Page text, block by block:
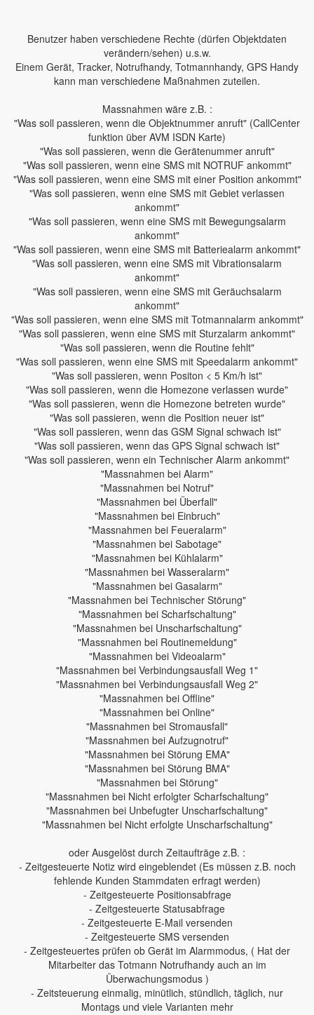
Benutzer haben verschiedene Rechte (dürfen Objektdaten
verändern/sehen) u.s.w.
Einem Gerät, Tracker, Notrufhandy, Totmannhandy, GPS Handy
kann man verschiedene Maßnahmen zuteilen.
Massnahmen wäre z.B. :
"Was soll passieren, wenn die Objektnummer anruft" (CallCenter
funktion über AVM ISDN Karte)
"Was soll passieren, wenn die Gerätenummer anruft"
"Was soll passieren, wenn eine SMS mit NOTRUF ankommt"
"Was soll passieren, wenn eine SMS mit einer Position ankommt"
"Was soll passieren, wenn eine SMS mit Gebiet verlassen
ankommt"
"Was soll passieren, wenn eine SMS mit Bewegungsalarm
ankommt"
"Was soll passieren, wenn eine SMS mit Batteriealarm ankommt"
"Was soll passieren, wenn eine SMS mit Vibrationsalarm
ankommt"
"Was soll passieren, wenn eine SMS mit Geräuchsalarm
ankommt"
"Was soll passieren, wenn eine SMS mit Totmannalarm ankommt"
"Was soll passieren, wenn eine SMS mit Sturzalarm ankommt"
"Was soll passieren, wenn die Routine fehlt"
"Was soll passieren, wenn eine SMS mit Speedalarm ankommt"
"Was soll passieren, wenn Positon < 5 Km/h ist"
"Was soll passieren, wenn die Homezone verlassen wurde"
"Was soll passieren, wenn die Homezone betreten wurde"
"Was soll passieren, wenn die Position neuer ist"
"Was soll passieren, wenn das GSM Signal schwach ist"
"Was soll passieren, wenn das GPS Signal schwach ist"
"Was soll passieren, wenn ein Technischer Alarm ankommt"
"Massnahmen bei Alarm"
"Massnahmen bei Notruf"
"Massnahmen bei Überfall"
"Massnahmen bei Einbruch"
"Massnahmen bei Feueralarm"
"Massnahmen bei Sabotage"
"Massnahmen bei Kühlalarm"
"Massnahmen bei Wasseralarm"
"Massnahmen bei Gasalarm"
"Massnahmen bei Technischer Störung"
"Massnahmen bei Scharfschaltung"
"Massnahmen bei Unscharfschaltung"
"Massnahmen bei Routinemeldung"
"Massnahmen bei Videoalarm"
"Massnahmen bei Verbindungsausfall Weg 1"
"Massnahmen bei Verbindungsausfall Weg 2"
"Massnahmen bei Offline"
"Massnahmen bei Online"
"Massnahmen bei Stromausfall"
"Massnahmen bei Aufzugnotruf"
"Massnahmen bei Störung EMA"
"Massnahmen bei Störung BMA"
"Massnahmen bei Störung"
"Massnahmen bei Nicht erfolgter Scharfschaltung"
"Massnahmen bei Unbefugter Unscharfschaltung"
"Massnahmen bei Nicht erfolgte Unscharfschaltung"
oder Ausgelöst durch Zeitaufträge z.B. :
- Zeitgesteuerte Notiz wird eingeblendet (Es müssen z.B. noch
fehlende Kunden Stammdaten erfragt werden)
- Zeitgesteuerte Positionsabfrage
- Zeitgesteuerte Statusabfrage
- Zeitgesteuerte E-Mail versenden
- Zeitgesteuerte SMS versenden
- Zeitgesteuertes prüfen ob Gerät im Alarmmodus, ( Hat der
Mitarbeiter das Totmann Notrufhandy auch an im
Überwachungsmodus )
- Zeitsteuerung einmalig, minütlich, stündlich, täglich, nur
Montags und viele Varianten mehr